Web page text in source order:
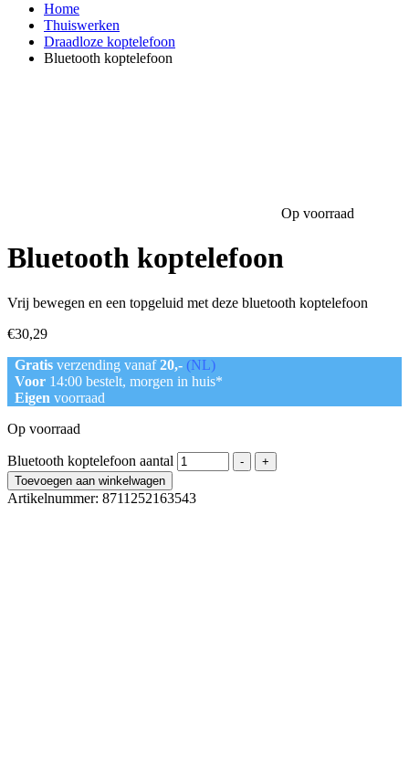
Home
Thuiswerken
Draadloze koptelefoon
Bluetooth koptelefoon
Op voorraad
Bluetooth koptelefoon
Vrij bewegen en een topgeluid met deze bluetooth koptelefoon
€30,29
Gratis verzending vanaf20,- (NL)
Voor 14:00 bestelt, morgen in huis*
Eigen voorraad
Op voorraad
Bluetooth koptelefoon aantal -
+
Toevoegen aan winkelwagen
Artikelnummer: 8711252163543